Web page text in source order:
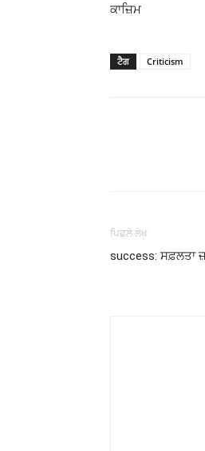
ਕਾਜ਼ਿਮ
ਟੈਗ Criticism
ਪਿਛਲੇ ਲੇਖ
success: ਸਫ਼ਲਤਾ